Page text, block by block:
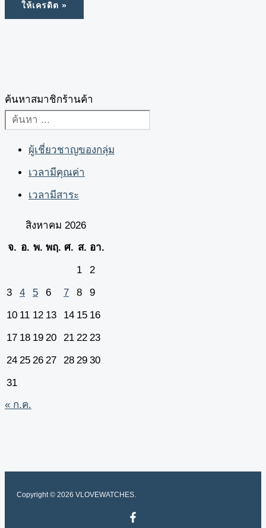
ค้นหาสมาชิกร้านค้า
ผู้เชี่ยวชาญของกลุ่ม
เวลามีคุณค่า
เวลามีสาระ
สิงหาคม 2026
จ. อ. พ. พฤ. ศ. ส. อา.
1
2
3
4 5 6 7 8
9
10 11 12 13 14 15 16
17 18 19 20 21 22 23
24 25 26 27 28 29 30
31
« ก.ค.
Copyright © 2026 VLOVEWATCHES.